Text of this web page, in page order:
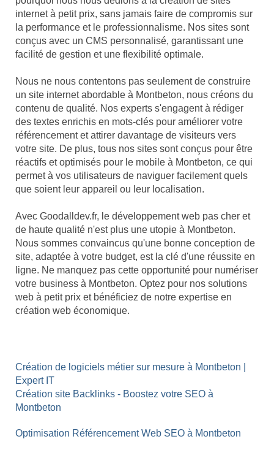
internet à petit prix, sans jamais faire de compromis sur
la performance et le professionnalisme. Nos sites sont
conçus avec un CMS personnalisé, garantissant une
facilité de gestion et une flexibilité optimale.
Nous ne nous contentons pas seulement de construire
un site internet abordable à Montbeton, nous créons du
contenu de qualité. Nos experts s'engagent à rédiger
des textes enrichis en mots-clés pour améliorer votre
référencement et attirer davantage de visiteurs vers
votre site. De plus, tous nos sites sont conçus pour être
réactifs et optimisés pour le mobile à Montbeton, ce qui
permet à vos utilisateurs de naviguer facilement quels
que soient leur appareil ou leur localisation.
Avec Goodalldev.fr, le développement web pas cher et
de haute qualité n'est plus une utopie à Montbeton.
Nous sommes convaincus qu'une bonne conception de
site, adaptée à votre budget, est la clé d'une réussite en
ligne. Ne manquez pas cette opportunité pour numériser
votre business à Montbeton. Optez pour nos solutions
web à petit prix et bénéficiez de notre expertise en
création web économique.
Création de logiciels métier sur mesure à Montbeton |
Expert IT
Création site Backlinks - Boostez votre SEO à
Montbeton
Optimisation Référencement Web SEO à Montbeton